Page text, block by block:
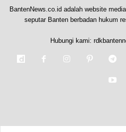
BantenNews.co.id adalah website
seputar Banten berbadan hukum
Hubungi kami: